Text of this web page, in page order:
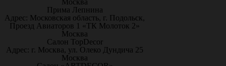
Москва
Прима Лепнина
Адрес: Московская область, г. Подольск,
Проезд Авиаторов 1 «ТК Молоток 2»
Москва
Салон TopDecor
Адрес: г. Москва, ул. Олеко Дундича 25
Москва